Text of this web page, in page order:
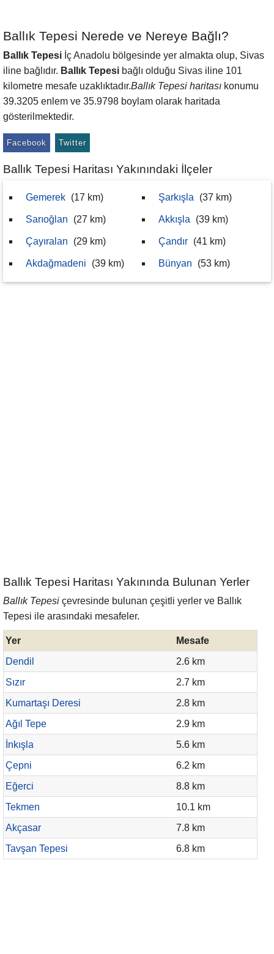
Ballık Tepesi Nerede ve Nereye Bağlı?
Ballık Tepesi İç Anadolu bölgesinde yer almakta olup, Sivas
iline bağlıdır. Ballık Tepesi bağlı olduğu Sivas iline 101
kilometre mesafe uzaklıktadır.Ballık Tepesi haritası konumu
39.3205 enlem ve 35.9798 boylam olarak haritada
gösterilmektedir.
Facebook Twitter
Ballık Tepesi Haritası Yakınındaki İlçeler
Gemerek (17 km)
Sarıoğlan (27 km)
Çayıralan (29 km)
Akdağmadeni (39 km)
Şarkışla (37 km)
Akkışla (39 km)
Çandır (41 km)
Bünyan (53 km)
Ballık Tepesi Haritası Yakınında Bulunan Yerler
Ballık Tepesi çevresinde bulunan çeşitli yerler ve Ballık
Tepesi ile arasındaki mesafeler.
Yer
Mesafe
Dendil
2.6 km
Sızır
2.7 km
Kumartaşı Deresi
2.8 km
Ağıl Tepe
2.9 km
İnkışla
5.6 km
Çepni
6.2 km
Eğerci
8.8 km
Tekmen
10.1 km
Akçasar
7.8 km
Tavşan Tepesi
6.8 km